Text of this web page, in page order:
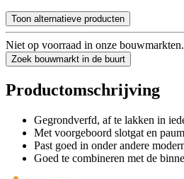
Toon alternatieve producten
Niet op voorraad in onze
Zoek bouwmarkt in de buurt
Productomschrijving
Gegrondverfd, af te lakken in
Met voorgeboord slotgat en
Past goed in onder andere
Goed te combineren met de